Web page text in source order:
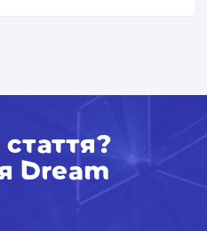
Dream